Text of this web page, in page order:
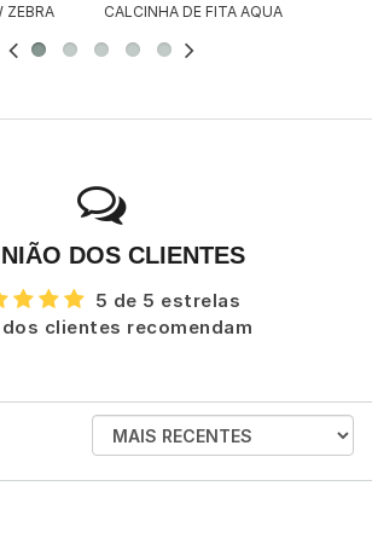
ZEBRA
CALCINHA DE FITA AQUA
DOS CLIENTES
5 de 5 estrelas
dos clientes recomendam
ORDENAR
AVALIAÇÕES